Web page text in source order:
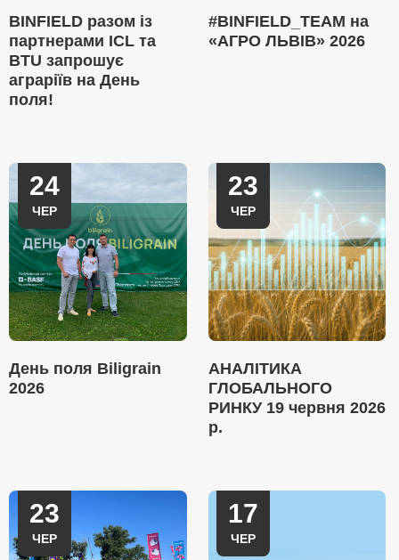
BINFIELD разом із
партнерами ICL та
BTU запрошує
аграріїв на День
поля!
#BINFIELD_TEAM на
«АГРО ЛЬВІВ» 2026
24
ЧЕР
День поля Biligrain
2026
23
ЧЕР
АНАЛІТИКА
ГЛОБАЛЬНОГО
РИНКУ 19 червня 2026
р.
23
ЧЕР
17
ЧЕР